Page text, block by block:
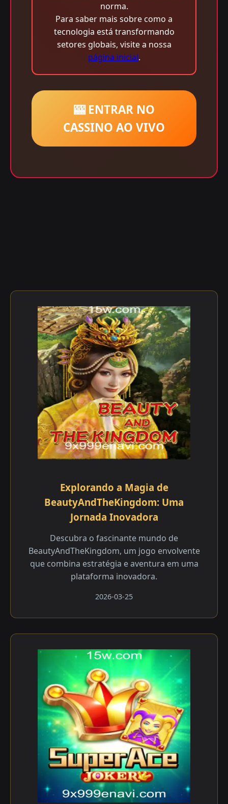
norma.
Para saber mais sobre como a
tecnologia está transformando
setores globais, visite a nossa
página inicial.
🎰 ENTRAR NO
CASSINO AO VIVO
Explorando a Magia de
BeautyAndTheKingdom: Uma
Jornada Inovadora
Descubra o fascinante mundo de
BeautyAndTheKingdom, um jogo envolvente
que combina estratégia e aventura em uma
plataforma inovadora.
2026-03-25